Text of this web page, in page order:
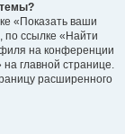
«Показать ваши
по ссылке «Найти
на конференции
главной странице.
расширенного